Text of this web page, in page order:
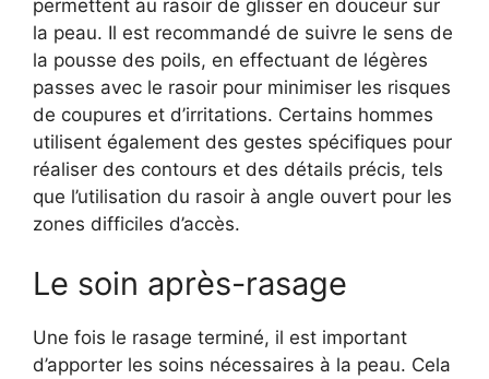
permettent au rasoir de glisser en douceur sur
la peau. Il est recommandé de suivre le sens de
la pousse des poils, en effectuant de légères
passes avec le rasoir pour minimiser les risques
de coupures et d’irritations. Certains hommes
utilisent également des gestes spécifiques pour
réaliser des contours et des détails précis, tels
que l’utilisation du rasoir à angle ouvert pour les
zones difficiles d’accès.
Le soin après-rasage
Une fois le rasage terminé, il est important
d’apporter les soins nécessaires à la peau. Cela